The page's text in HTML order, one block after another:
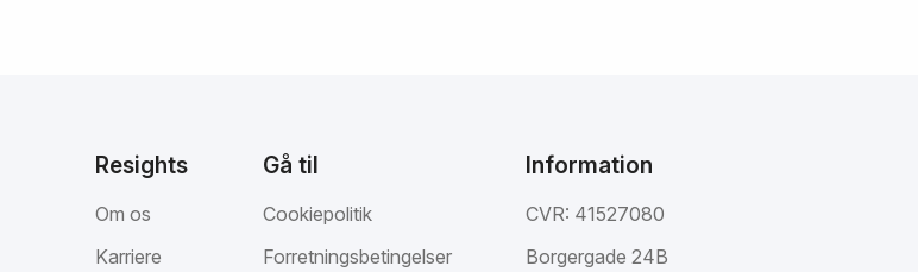
Resights
Om os
Karriere
Gå til
Cookiepolitik
Forretningsbetingelser
Information
CVR: 41527080
Borgergade 24B